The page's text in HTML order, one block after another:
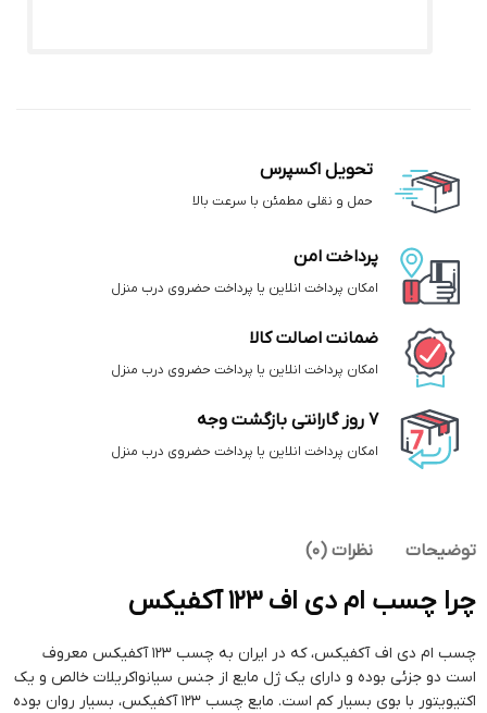
تحویل اکسپرس
حمل و نقلی مطمئن با سرعت بالا
پرداخت امن
امکان پرداخت انلاین یا پرداخت حضروی درب منزل
ضمانت اصالت کالا
امکان پرداخت انلاین یا پرداخت حضروی درب منزل
7 روز گارانتی بازگشت وجه
امکان پرداخت انلاین یا پرداخت حضروی درب منزل
توضیحات نظرات (0)
چرا چسب ام دی اف 123 آکفیکس
چسب ام دی اف آکفیکس، که در ایران به چسب 123 آکفیکس معروف
است دو جزئی بوده و دارای یک ژل مایع از جنس سیانواکریلات خالص و یک
اکتیویتور با بوی بسیار کم است. مایع چسب 123 آکفیکس، بسیار روان بوده